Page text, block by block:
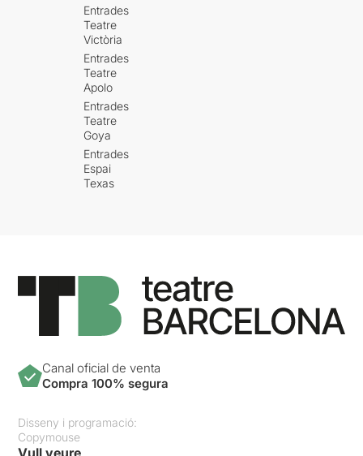
Entrades
Teatre
Victòria
Entrades
Teatre
Apolo
Entrades
Teatre
Goya
Entrades
Espai
Texas
Canal oficial de venta
Compra 100% segura
Disseny i programació:
Copymouse